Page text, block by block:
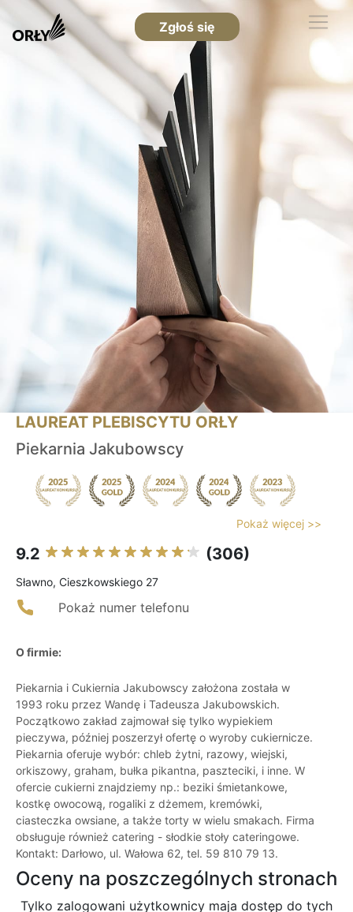
Zgłoś się
LAUREAT PLEBISCYTU ORŁY
Piekarnia Jakubowscy
Pokaż więcej >>
9.2 (306)
Sławno, Cieszkowskiego 27
Pokaż numer telefonu
O firmie:
Piekarnia i Cukiernia Jakubowscy założona została w
1993 roku przez Wandę i Tadeusza Jakubowskich.
Początkowo zakład zajmował się tylko wypiekiem
pieczywa, później poszerzył ofertę o wyroby cukiernicze.
Piekarnia oferuje wybór: chleb żytni, razowy, wiejski,
orkiszowy, graham, bułka pikantna, paszteciki, i inne. W
ofercie cukierni znajdziemy np.: beziki śmietankowe,
kostkę owocową, rogaliki z dżemem, kremówki,
ciasteczka owsiane, a także torty w wielu smakach. Firma
obsługuje również catering - słodkie stoły cateringowe.
Kontakt: Darłowo, ul. Wałowa 62, tel. 59 810 79 13.
Oceny na poszczególnych stronach
Tylko zalogowani użytkownicy maja dostęp do tych